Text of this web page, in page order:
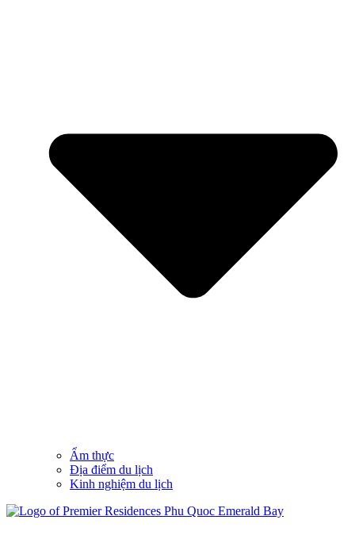
Ẩm thực
Địa điểm du lịch
Kinh nghiệm du lịch